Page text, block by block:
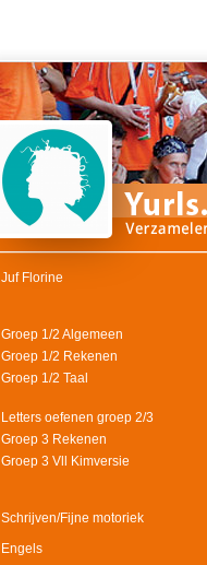
Juf Florine
Groep 1/2 Algemeen
Groep 1/2 Rekenen
Groep 1/2 Taal
Letters oefenen groep 2/3
Groep 3 Rekenen
Groep 3 Vll Kimversie
Schrijven/Fijne motoriek
Engels